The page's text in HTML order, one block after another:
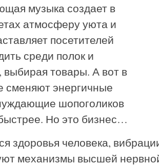
музыка создает в
атмосферу уюта и
посетителей
среди полок и
выбирая товары. А вот в
сменяют энергичные
шопоголиков
Но это бизнес…
здоровья человека,
механизмы высшей